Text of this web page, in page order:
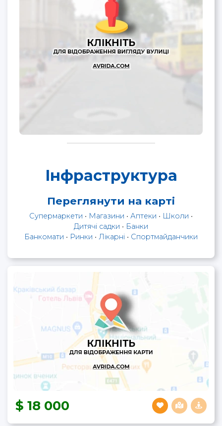
Інфраструктура
Переглянути на карті
Супермаркети • Магазини • Аптеки • Школи •
Дитячі садки • Банки
Банкомати • Ринки • Лікарні • Спортмайданчики
18 000